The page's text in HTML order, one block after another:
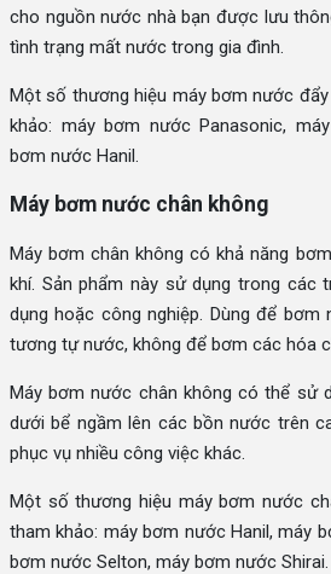
cho nguồn nước nhà bạn được lưu
tình trạng mất nước trong gia đình.
Một số thương hiệu máy bơm nước
khảo: máy bơm nước Panasonic,
bơm nước Hanil.
Máy bơm nước chân không
Máy bơm chân không có khả năng
khí. Sản phẩm này sử dụng trong các
dụng hoặc công nghiệp. Dùng để
tương tự nước, không để bơm các hóa
Máy bơm nước chân không có thể sử
dưới bể ngầm lên các bồn nước trên
phục vụ nhiều công việc khác.
Một số thương hiệu máy bơm nước
tham khảo: máy bơm nước Hanil, máy
bơm nước Selton, máy bơm nước Shirai.